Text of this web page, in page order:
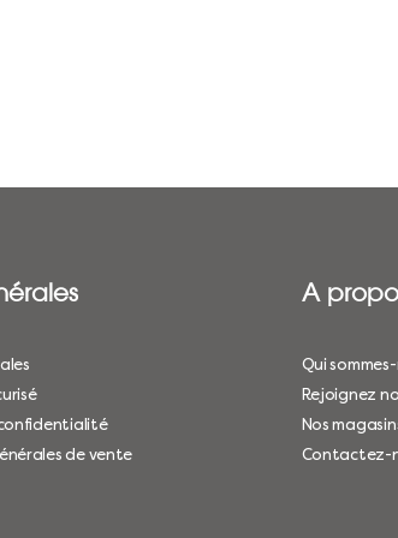
de vente
A
Qui
Rejoignez
Nos
Contactez-